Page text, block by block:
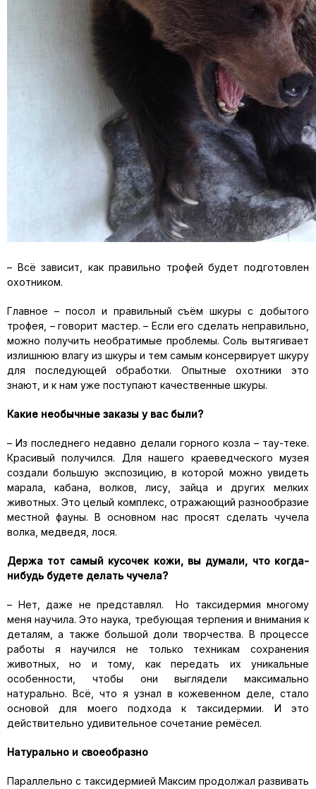
– Всё зависит, как правильно трофей будет подготовлен
охотником.
Главное – посол и правильный съём шкуры с добытого
трофея, – говорит мастер. – Если его сделать неправильно,
можно получить необратимые проблемы. Соль вытягивает
излишнюю влагу из шкуры и тем самым консервирует шкуру
для последующей обработки. Опытные охотники это
знают, и к нам уже поступают качественные шкуры.
Какие необычные заказы у вас были?
– Из последнего недавно делали горного козла – тау-теке.
Красивый получился. Для нашего краеведческого музея
создали большую экспозицию, в которой можно увидеть
марала, кабана, волков, лису, зайца и других мелких
животных. Это целый комплекс, отражающий разнообразие
местной фауны. В основном нас просят сделать чучела
волка, медведя, лося.
Держа тот самый кусочек кожи, вы думали, что когда-
нибудь будете делать чучела?
– Нет, даже не представлял. Но таксидермия многому
меня научила. Это наука, требующая терпения и внимания к
деталям, а также большой доли творчества. В процессе
работы я научился не только техникам сохранения
животных, но и тому, как передать их уникальные
особенности, чтобы они выглядели максимально
натурально. Всё, что я узнал в кожевенном деле, стало
основой для моего подхода к таксидермии. И это
действительно удивительное сочетание ремёсел.
Натурально и своеобразно
Параллельно с таксидермией Максим продолжал развивать